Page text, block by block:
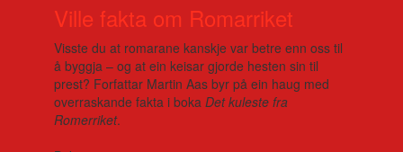
Ville fakta om Romarriket
Visste du at romarane kanskje var betre enn oss til
å byggja – og at ein keisar gjorde hesten sin til
prest? Forfattar Martin Aas byr på ein haug med
overraskande fakta i boka Det kuleste fra
Romerriket.